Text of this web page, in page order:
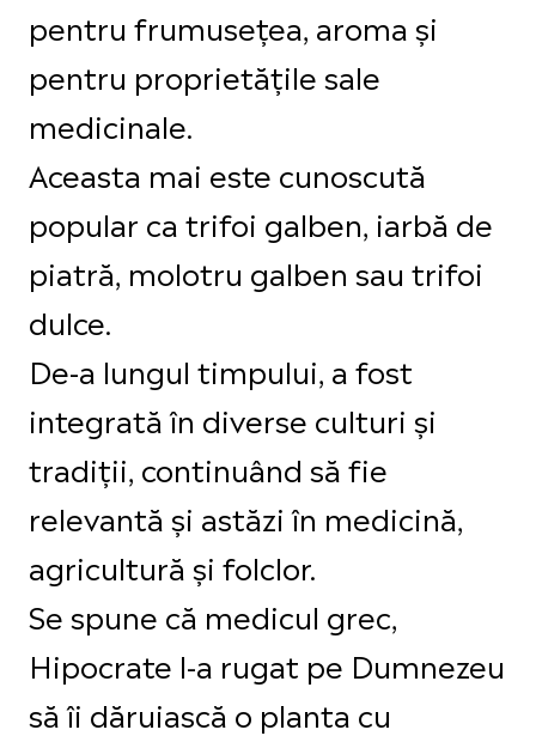
pentru frumusețea, aroma și
pentru proprietățile sale
medicinale.
Aceasta mai este cunoscută
popular ca trifoi galben, iarbă de
piatră, molotru galben sau trifoi
dulce.
De-a lungul timpului, a fost
integrată în diverse culturi și
tradiții, continuând să fie
relevantă și astăzi în medicină,
agricultură și folclor.
Se spune că medicul grec,
Hipocrate l-a rugat pe Dumnezeu
să îi dăruiască o planta cu